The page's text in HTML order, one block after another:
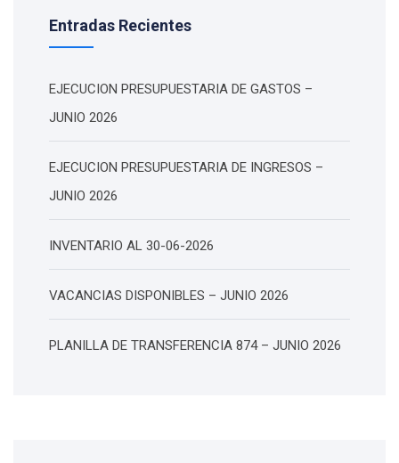
Entradas Recientes
EJECUCION PRESUPUESTARIA DE GASTOS –
JUNIO 2026
EJECUCION PRESUPUESTARIA DE INGRESOS –
JUNIO 2026
INVENTARIO AL 30-06-2026
VACANCIAS DISPONIBLES – JUNIO 2026
PLANILLA DE TRANSFERENCIA 874 – JUNIO 2026